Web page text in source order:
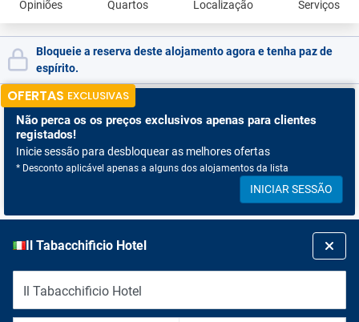
Opiniões Quartos Localização Serviços
Bloqueie a reserva deste alojamento agora e tenha paz de
espírito.
OFERTAS EXCLUSIVAS
Não perca os os preços exclusivos apenas para clientes
registados!
Inicie sessão para desbloquear as melhores ofertas
* Desconto aplicável apenas a alguns dos alojamentos da lista
INICIAR SESSÃO
Il Tabacchificio Hotel
Il Tabacchificio Hotel